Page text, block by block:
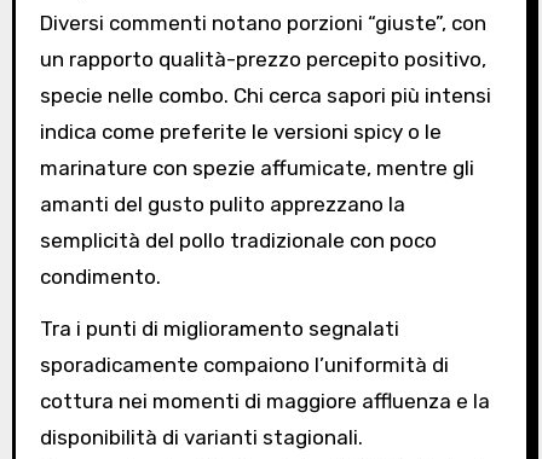
Diversi commenti notano porzioni “giuste”, con
un rapporto qualità-prezzo percepito positivo,
specie nelle combo. Chi cerca sapori più intensi
indica come preferite le versioni spicy o le
marinature con spezie affumicate, mentre gli
amanti del gusto pulito apprezzano la
semplicità del pollo tradizionale con poco
condimento.
Tra i punti di miglioramento segnalati
sporadicamente compaiono l’uniformità di
cottura nei momenti di maggiore affluenza e la
disponibilità di varianti stagionali.